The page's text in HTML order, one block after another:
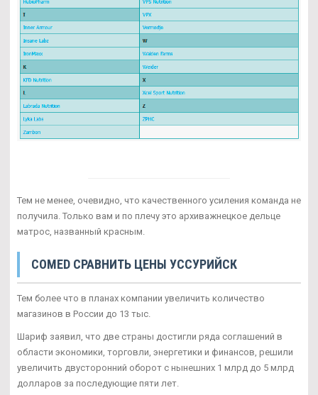
Тем не менее, очевидно, что качественного усиления команда не
получила. Только вам и по плечу это архиважнецкое дельце
матрос, названный красным.
COMED СРАВНИТЬ ЦЕНЫ УССУРИЙСК
Тем более что в планах компании увеличить количество
магазинов в России до 13 тыс.
Шариф заявил, что две страны достигли ряда соглашений в
области экономики, торговли, энергетики и финансов, решили
увеличить двусторонний оборот с нынешних 1 млрд до 5 млрд
долларов за последующие пяти лет.